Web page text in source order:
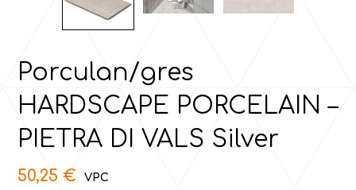
Porculan/gres
HARDSCAPE PORCELAIN –
PIETRA DI VALS Silver
50,25€